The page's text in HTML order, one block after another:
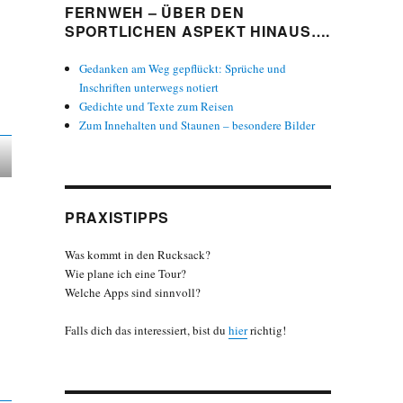
FERNWEH – ÜBER DEN
SPORTLICHEN ASPEKT HINAUS….
Gedanken am Weg gepflückt: Sprüche und
Inschriften unterwegs notiert
Gedichte und Texte zum Reisen
Zum Innehalten und Staunen – besondere Bilder
PRAXISTIPPS
Was kommt in den Rucksack?
Wie plane ich eine Tour?
Welche Apps sind sinnvoll?
Falls dich das interessiert, bist du hierrichtig!